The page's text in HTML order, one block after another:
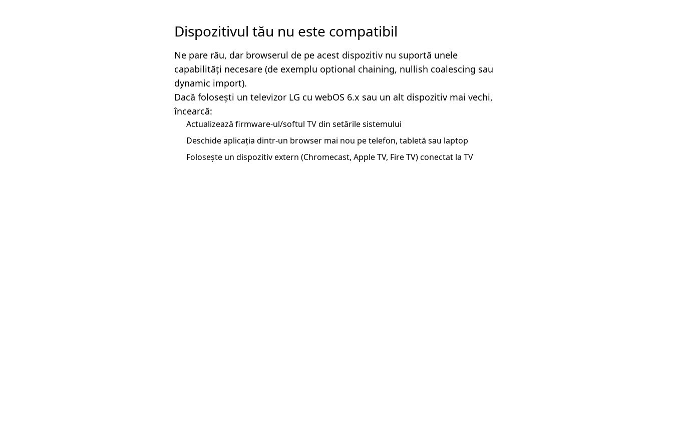
Dispozitivul tău nu este compatibil
Ne pare rău, dar browserul de pe acest dispozitiv nu suportă unele
capabilități necesare (de exemplu optional chaining, nullish coalescing sau
dynamic import).
Dacă folosești un televizor LG cu webOS 6.x sau un alt dispozitiv mai vechi,
încearcă:
Actualizează firmware-ul/softul TV din setările sistemului
Deschide aplicația dintr-un browser mai nou pe telefon, tabletă sau laptop
Folosește un dispozitiv extern (Chromecast, Apple TV, Fire TV) conectat la TV